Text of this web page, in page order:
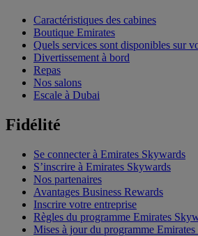
Caractéristiques des cabines
Boutique Emirates
Quels services sont disponibles sur
Divertissement à bord
Repas
Nos salons
Escale à Dubai
Fidélité
Se connecter à Emirates Skywards
S’inscrire à Emirates Skywards
Nos partenaires
Avantages Business Rewards
Inscrire votre entreprise
Règles du programme Emirates
Mises à jour du programme